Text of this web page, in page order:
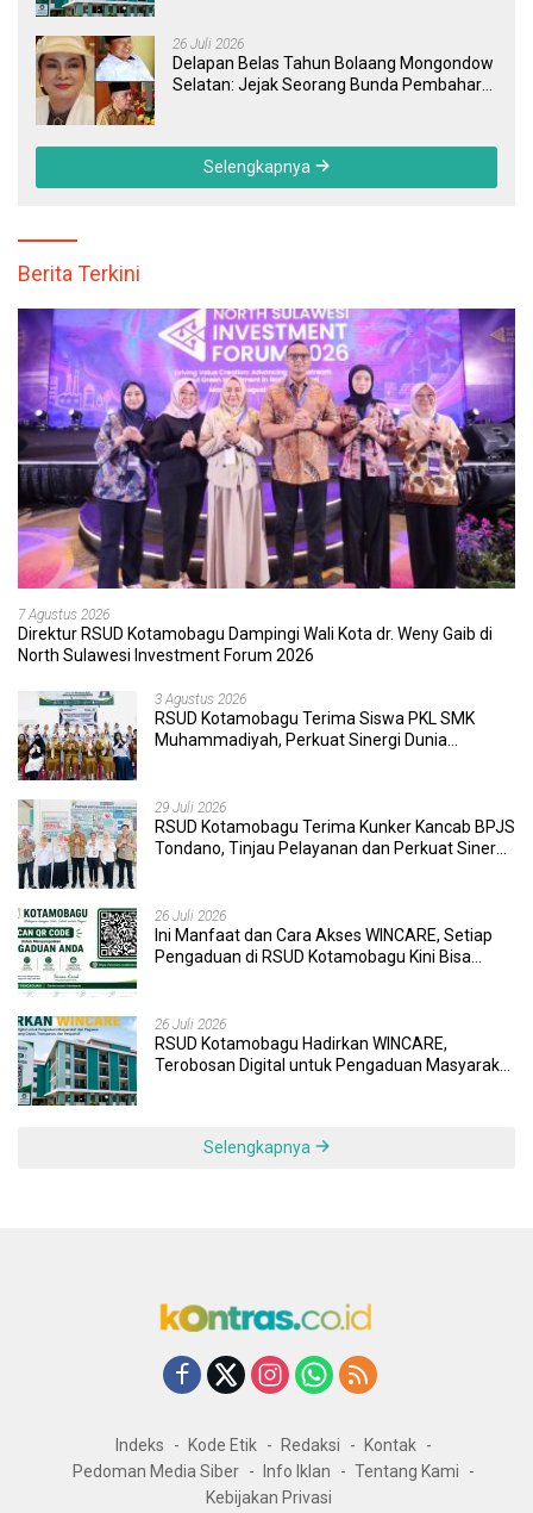
26 Juli 2026
Delapan Belas Tahun Bolaang Mongondow
Selatan: Jejak Seorang Bunda Pembaharu
Selengkapnya
Berita Terkini
7 Agustus 2026
Direktur RSUD Kotamobagu Dampingi Wali Kota dr. Weny Gaib di
North Sulawesi Investment Forum 2026
3 Agustus 2026
RSUD Kotamobagu Terima Siswa PKL SMK
Muhammadiyah, Perkuat Sinergi Dunia
29 Juli 2026
RSUD Kotamobagu Terima Kunker Kancab BPJS
Tondano, Tinjau Pelayanan dan Perkuat Sinergi
26 Juli 2026
Ini Manfaat dan Cara Akses WINCARE, Setiap
Pengaduan di RSUD Kotamobagu Kini Bisa
26 Juli 2026
RSUD Kotamobagu Hadirkan WINCARE,
Terobosan Digital untuk Pengaduan Masyarakat
Selengkapnya
Indeks Kode Etik Redaksi
Kontak
Pedoman Media Siber
Info Iklan
Tentang Kami
Kebijakan Privasi